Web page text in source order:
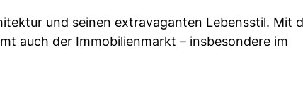
und seinen extravaganten Lebensstil. Mit
auch der Immobilienmarkt – insbesondere im